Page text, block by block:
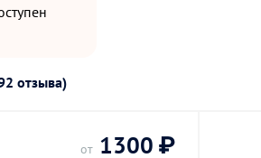
отзыва)
от 1300 ₽